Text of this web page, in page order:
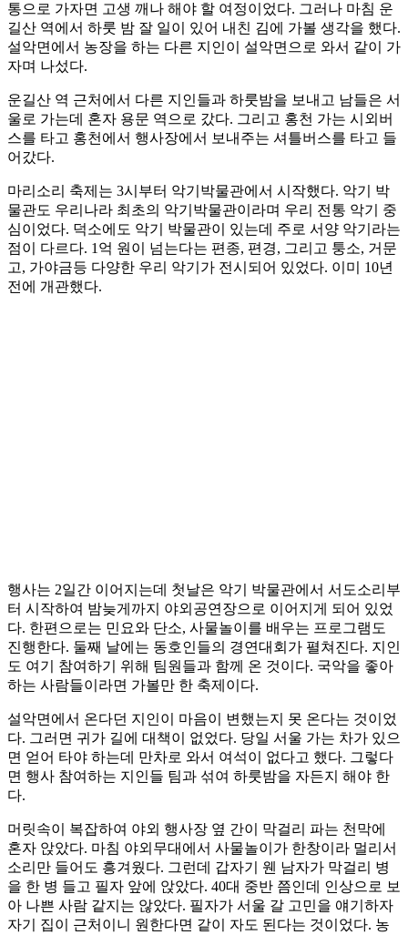
통으로 가자면 고생 깨나 해야 할 여정이었다. 그러나 마침 운
길산 역에서 하룻 밤 잘 일이 있어 내친 김에 가볼 생각을 했다.
설악면에서 농장을 하는 다른 지인이 설악면으로 와서 같이 가
자며 나섰다.
운길산 역 근처에서 다른 지인들과 하룻밤을 보내고 남들은 서
울로 가는데 혼자 용문 역으로 갔다. 그리고 홍천 가는 시외버
스를 타고 홍천에서 행사장에서 보내주는 셔틀버스를 타고 들
어갔다.
마리소리 축제는 3시부터 악기박물관에서 시작했다. 악기 박
물관도 우리나라 최초의 악기박물관이라며 우리 전통 악기 중
심이었다. 덕소에도 악기 박물관이 있는데 주로 서양 악기라는
점이 다르다. 1억 원이 넘는다는 편종, 편경, 그리고 퉁소, 거문
고, 가야금등 다양한 우리 악기가 전시되어 있었다. 이미 10년
전에 개관했다.
행사는 2일간 이어지는데 첫날은 악기 박물관에서 서도소리부
터 시작하여 밤늦게까지 야외공연장으로 이어지게 되어 있었
다. 한편으로는 민요와 단소, 사물놀이를 배우는 프로그램도
진행한다. 둘째 날에는 동호인들의 경연대회가 펼쳐진다. 지인
도 여기 참여하기 위해 팀원들과 함께 온 것이다. 국악을 좋아
하는 사람들이라면 가볼만 한 축제이다.
설악면에서 온다던 지인이 마음이 변했는지 못 온다는 것이었
다. 그러면 귀가 길에 대책이 없었다. 당일 서울 가는 차가 있으
면 얻어 타야 하는데 만차로 와서 여석이 없다고 했다. 그렇다
면 행사 참여하는 지인들 팀과 섞여 하룻밤을 자든지 해야 한
다.
머릿속이 복잡하여 야외 행사장 옆 간이 막걸리 파는 천막에
혼자 앉았다. 마침 야외무대에서 사물놀이가 한창이라 멀리서
소리만 들어도 흥겨웠다. 그런데 갑자기 웬 남자가 막걸리 병
을 한 병 들고 필자 앞에 앉았다. 40대 중반 쯤인데 인상으로 보
아 나쁜 사람 같지는 않았다. 필자가 서울 갈 고민을 얘기하자
자기 집이 근처이니 원한다면 같이 자도 된다는 것이었다. 농